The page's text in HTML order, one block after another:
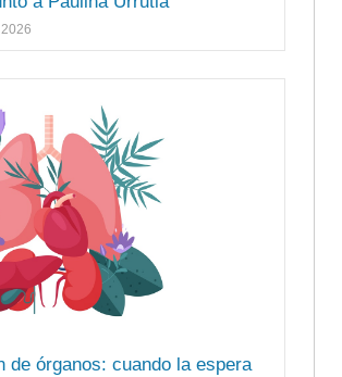
de órganos: cuando la espera